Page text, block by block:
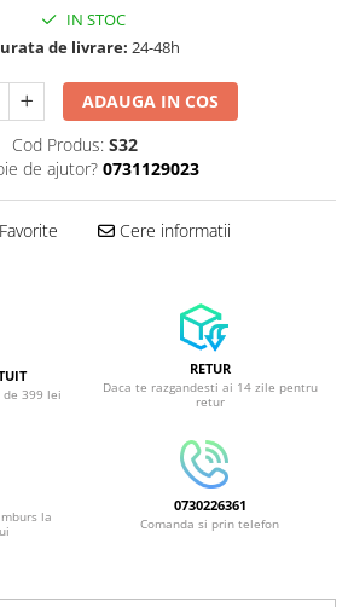
IN STOC
de livrare: 24-48h
ADAUGA IN COS
Cod Produs: S32
de ajutor? 0731129023
Cere informatii
399 lei
RETUR
Daca te razgandesti ai 14 zile pentru
retur
la
0730226361
Comanda si prin telefon